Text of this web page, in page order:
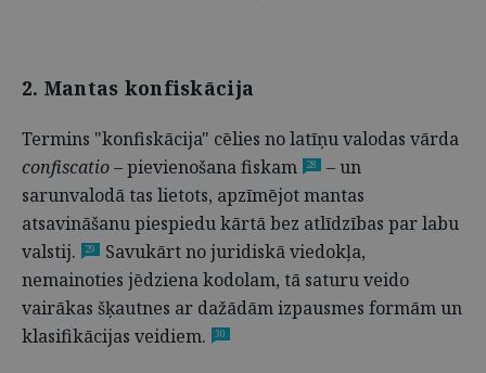
2. Mantas konfiskācija
Termins "konfiskācija" cēlies no latīņu valodas vārda
confiscatio– pievienošana fiskam 28
– un
sarunvalodā tas lietots, apzīmējot mantas
atsavināšanu piespiedu kārtā bez atlīdzības par labu
valstij.
29
Savukārt no juridiskā viedokļa,
nemainoties jēdziena kodolam, tā saturu veido
vairākas šķautnes ar dažādām izpausmes formām un
klasifikācijas veidiem.
30